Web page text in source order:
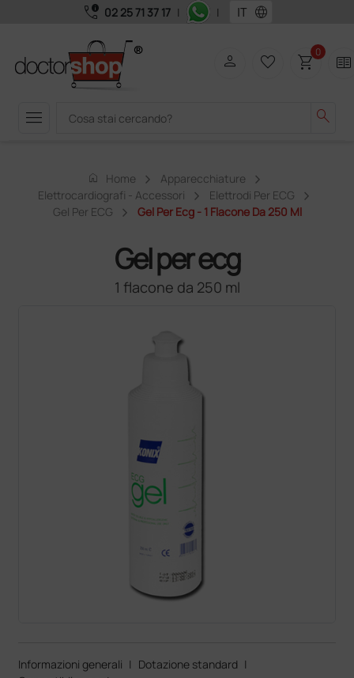
call_quality 02 25 71 37 17 | | language
menu search
person favorite_border shopping_cart0 two_pager
home Home
Apparecchiature
Elettrocardiografi - Accessori
Elettrodi Per ECG
Gel Per ECG
Gel Per Ecg - 1 Flacone Da 250 Ml
Gel per ecg
1 flacone da 250 ml
Informazioni generali | Dotazione standard |